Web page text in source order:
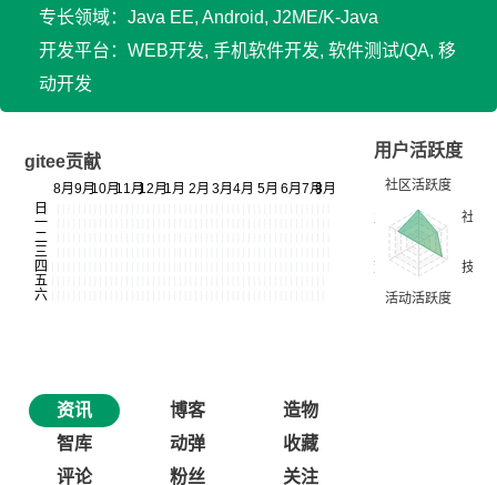
专长领域：Java EE, Android, J2ME/K-Java
开发平台：WEB开发, 手机软件开发, 软件测试/QA, 移
动开发
gitee贡献
用户活跃度
资讯 博客
造物
智库
动弹
收藏
评论
粉丝 关注